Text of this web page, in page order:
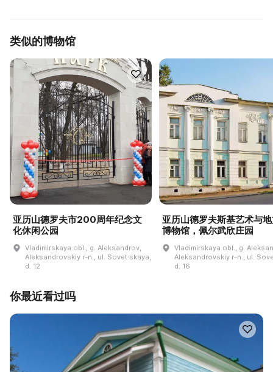
类似的博物馆
亚历山德罗夫市200周年纪念文
化休闲公园
Vladimirskaya obl., g. Aleksandrov,
Aleksandrovskiy r-n., ul. Sovet·skaya,
d. 12
亚历山德罗夫斯基艺术与
博物馆，佩尔武欣庄园
Vladimirskaya obl., g.
Aleksandrovskiy r-n., ul.
d. 16
你最近看过吗